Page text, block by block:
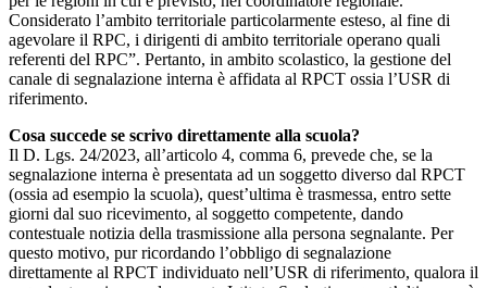
Considerato l’ambito territoriale particolarmente esteso, al fine di
agevolare il RPC, i dirigenti di ambito territoriale operano quali
referenti del RPC”. Pertanto, in ambito scolastico, la gestione del
canale di segnalazione interna è affidata al RPCT ossia l’USR di
riferimento.
Cosa succede se scrivo direttamente alla scuola?
Il D. Lgs. 24/2023, all’articolo 4, comma 6, prevede che, se la
segnalazione interna è presentata ad un soggetto diverso dal RPCT
(ossia ad esempio la scuola), quest’ultima è trasmessa, entro sette
giorni dal suo ricevimento, al soggetto competente, dando
contestuale notizia della trasmissione alla persona segnalante. Per
questo motivo, pur ricordando l’obbligo di segnalazione
direttamente al RPCT individuato nell’USR di riferimento, qualora il